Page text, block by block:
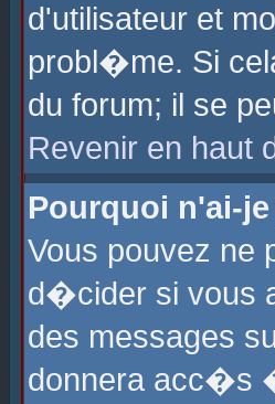
d'utilisateur et
probl�me. Si
du forum; il se
Revenir en haut
Pourquoi n'ai-
Vous pouvez ne
d�cider si vous
des messages
donnera acc�s